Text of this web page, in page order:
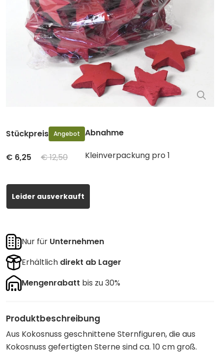
Stückpreis Angebot
€ 6,25 € 12,50
Abnahme
Kleinverpackung pro 1
Leider ausverkauft
Nur für Unternehmen
Erhältlich direkt ab Lager
Mengenrabatt bis zu 30%
Produktbeschreibung
Aus Kokosnuss geschnittene Sternfiguren, die aus
Kokosnuss gefertigten Sterne sind ca. 10 cm groß.